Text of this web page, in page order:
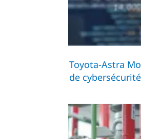
Toyota-Astra
de cybersécurité